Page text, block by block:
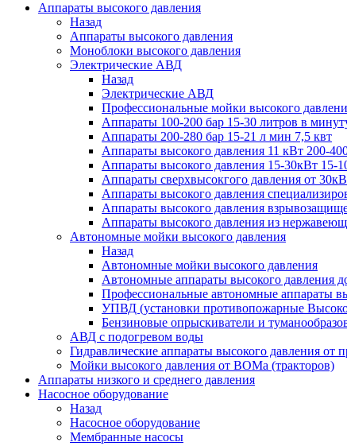
Аппараты высокого давления
Назад
Аппараты высокого давления
Моноблоки высокого давления
Электрические АВД
Назад
Электрические АВД
Профессиональные мойки высокого
Аппараты 100-200 бар 15-30 литров в
Аппараты 200-280 бар 15-21 л мин 7,5 квт
Аппараты высокого давления 11 кВт 200-
Аппараты высокого давления 15-30кВт 15-
Аппараты сверхвысокгого давления от
Аппараты высокого давления
Аппараты высокого давления
Аппараты высокого давления из
Автономные мойки высокого давления
Назад
Автономные мойки высокого давления
Автономные аппараты высокого давления
Профессиональные автономные аппараты
УПВД (установки противопожарные
Бензиновые опрыскиватели и
АВД с подогревом воды
Гидравлические аппараты высокого давления от
Мойки высокого давления от ВОМа (тракторов)
Аппараты низкого и среднего давления
Насосное оборудование
Назад
Насосное оборудование
Мембранные насосы